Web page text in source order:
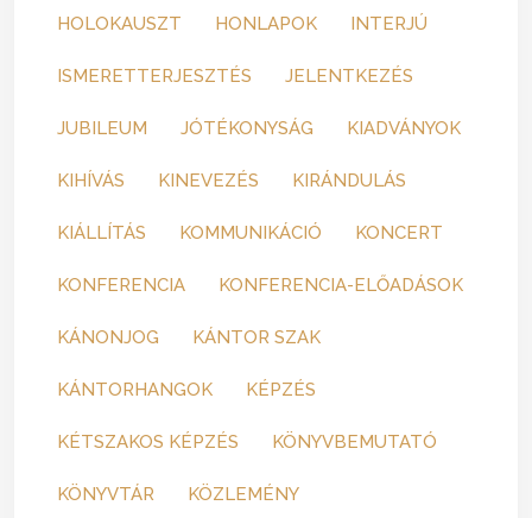
HOLOKAUSZT HONLAPOK INTERJÚ
ISMERETTERJESZTÉS JELENTKEZÉS
JUBILEUM JÓTÉKONYSÁG KIADVÁNYOK
KIHÍVÁS KINEVEZÉS KIRÁNDULÁS
KIÁLLÍTÁS KOMMUNIKÁCIÓ KONCERT
KONFERENCIA KONFERENCIA-ELŐADÁSOK
KÁNONJOG KÁNTOR SZAK
KÁNTORHANGOK KÉPZÉS
KÉTSZAKOS KÉPZÉS KÖNYVBEMUTATÓ
KÖNYVTÁR KÖZLEMÉNY